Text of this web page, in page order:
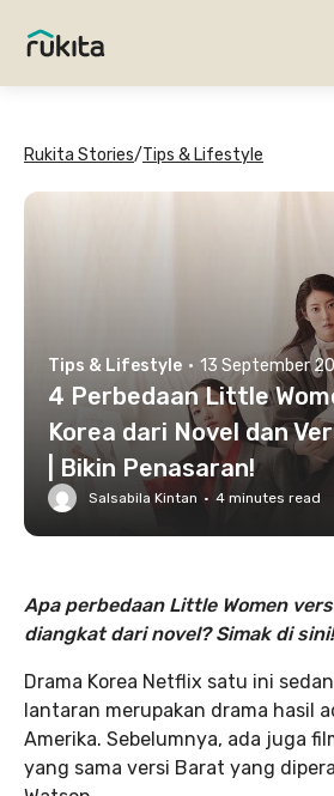
Rukita Stories/Tips & Lifestyle
Tips & Lifestyle · 13 September
4 Perbedaan Little
Korea dari Novel dan
| Bikin Penasaran!
Salsabila Kintan · 4 minutes read
Apa perbedaan Little Women
diangkat dari novel? Simak di sini!
Drama Korea Netflix satu ini
lantaran merupakan drama hasil
Amerika. Sebelumnya, ada juga
yang sama versi Barat yang